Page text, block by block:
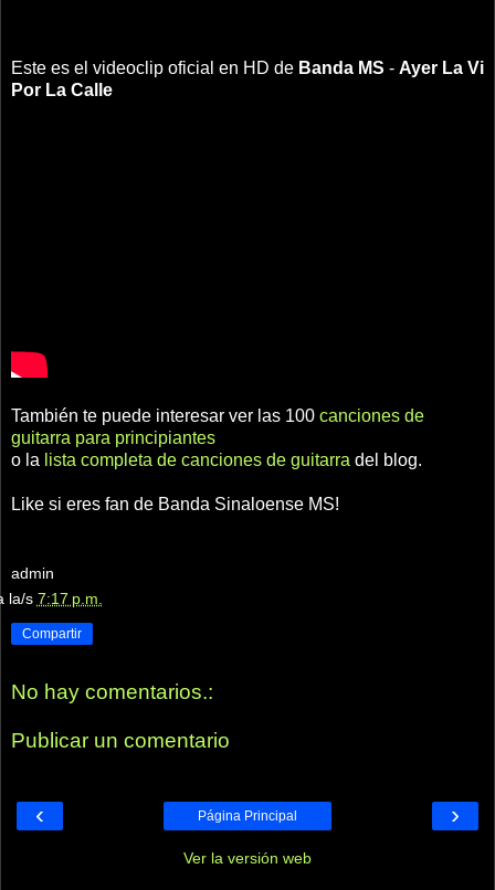
Este es el videoclip oficial en HD de Banda MS - Ayer La Vi
Por La Calle
También te puede interesar ver las 100 canciones de
guitarra para principiantes
o la lista completa de canciones de guitarra del blog.
Like si eres fan de Banda Sinaloense MS!
admin
la/s 7:17 p.m.
Compartir
No hay comentarios.:
Publicar un comentario
‹ ›
Página Principal
Ver la versión web